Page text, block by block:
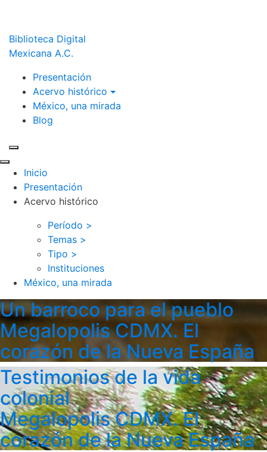
Biblioteca Digital
Mexicana A.C.
Presentación
Acervo histórico
México, una mirada
Blog
Inicio
Presentación
Acervo histórico
Período >
Temas >
Tipo >
Instituciones
México, una mirada
Un barroco para el pueblo
Megalopolis CDMX. El
corazón de la Nueva España
Testimonios de la vida
colonial
Megalopolis CDMX. El
corazón de la Nueva España